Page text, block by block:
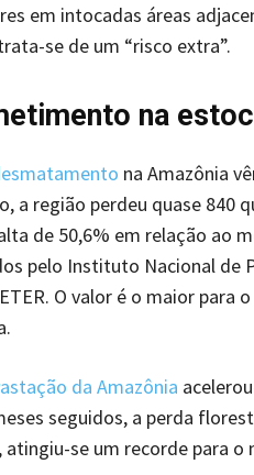
em intocadas áreas
se de um “risco extra”.
na
na Amazônia
a região perdeu quase 840
de 50,6% em relação ao
pelo Instituto Nacional de
O valor é o maior para
da Amazônia
seguidos, a perda
se um recorde para o